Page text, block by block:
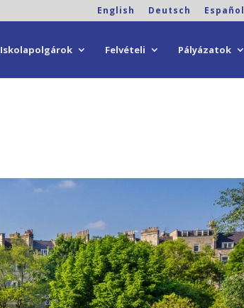
English Deutsch Español
Iskolapolgárok Felvételi Pályázatok